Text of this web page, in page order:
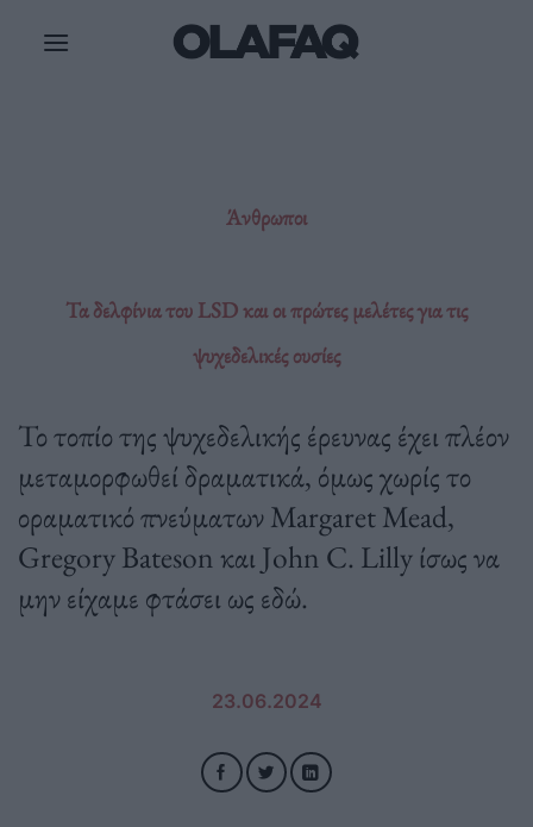
Άνθρωποι
Τα δελφίνια του LSD και οι πρώτες μελέτες για τις
ψυχεδελικές ουσίες
Το τοπίο της ψυχεδελικής έρευνας έχει πλέον
μεταμορφωθεί δραματικά, όμως χωρίς το
οραματικό πνεύματων Margaret Mead,
Gregory Bateson και John C. Lilly ίσως να
μην είχαμε φτάσει ως εδώ.
23.06.2024